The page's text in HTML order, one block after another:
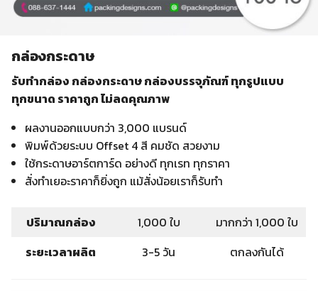
กล่องกระดาษ
รับทำกล่อง กล่องกระดาษ กล่องบรรจุภัณฑ์ทุกรูปแบบ
ทุกขนาด ราคาถูก ไม่ลดคุณภาพ
ผลงานออกแบบกว่า 3,000 แบรนด์
พิมพ์ด้วยระบบ Offset 4 สี คมชัด สวยงาม
ใช้กระดาษอาร์ตการ์ด อย่างดี ทุกเรท ทุกราคา
สั่งทำเยอะราคาก็ยิ่งถูก แม้สั่งน้อยเราก็รับทำ
ปริมาณกล่อง 1,000 ใบ
มากกว่า 1,000 ใบ
ระยะเวลาผลิต
3-5 วัน ตกลงกันได้